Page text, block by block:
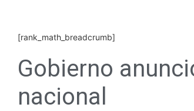
[rank_math_breadcrumb]
Gobierno
nacional